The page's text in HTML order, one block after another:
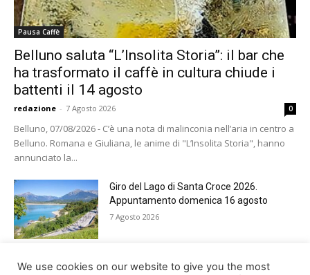
Pausa Caffè
Belluno saluta “L’Insolita Storia”: il bar che
ha trasformato il caffè in cultura chiude i
battenti il 14 agosto
redazione - 7 Agosto 2026 0
Belluno, 07/08/2026 - C’è una nota di malinconia nell’aria in centro a
Belluno. Romana e Giuliana, le anime di "L’Insolita Storia", hanno
annunciato la...
Giro del Lago di Santa Croce 2026.
Appuntamento domenica 16 agosto
7 Agosto 2026
Belluno rende omaggio ai cugini
We use cookies on our website to give you the most